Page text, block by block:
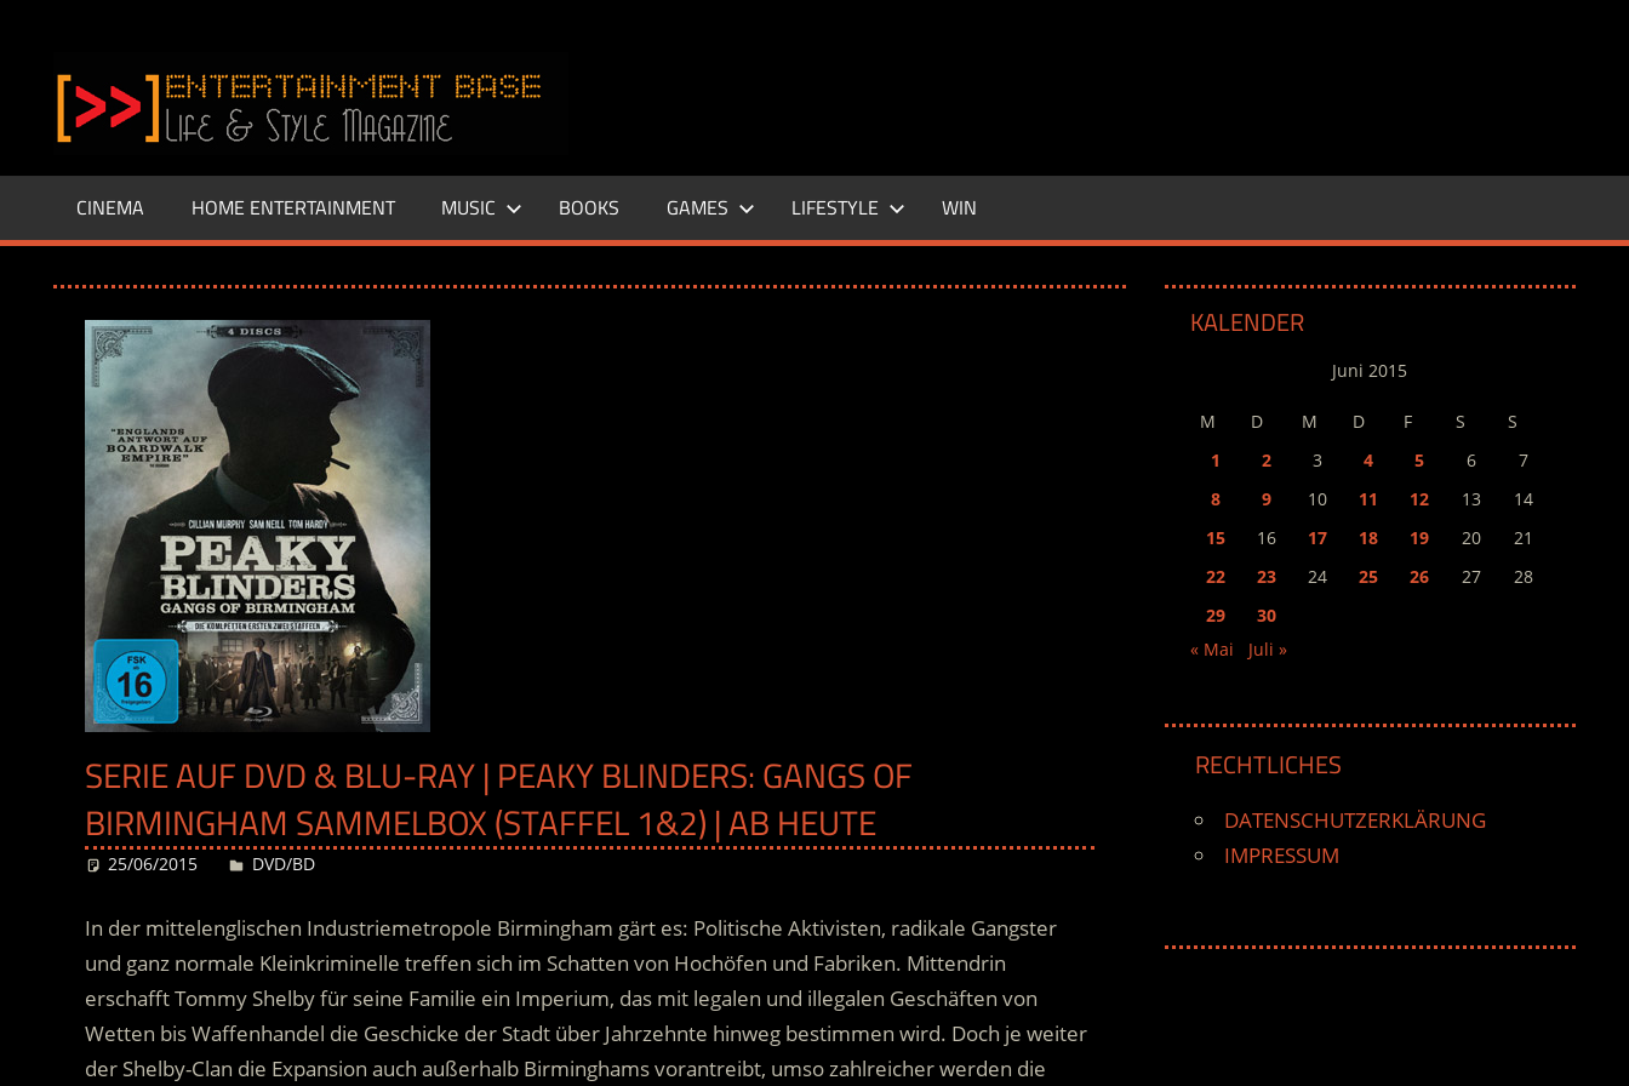
springen
–
LIFE
Base.de
CINEMA HOME ENTERTAINMENT MUSIC BOOKS GAMES LIFESTYLE WIN
SERIE AUF DVD & BLU-RAY | PEAKY BLINDERS: GANGS OF
BIRMINGHAM SAMMELBOX (STAFFEL 1&2) | AB HEUTE
25/06/2015 Desiree
DVD/BD
In der mittelenglischen Industriemetropole Birmingham gärt es: Politische Aktivisten, radikale Gangster
und ganz normale Kleinkriminelle treffen sich im Schatten von Hochöfen und Fabriken. Mittendrin
erschafft Tommy Shelby für seine Familie ein Imperium, das mit legalen und illegalen Geschäften von
Wetten bis Waffenhandel die Geschicke der Stadt über Jahrzehnte hinweg bestimmen wird. Doch je weiter
der Shelby-Clan die Expansion auch außerhalb Birminghams vorantreibt, umso zahlreicher werden die
KALENDER
Juni 2015
M D M D F S
S
1
2 3 4 5 6
7
8
9 10 11 12 13
14
15
16 17 18 19 20
21
22
23 24 25 26 27
28
29
30
« Mai
Juli »
RECHTLICHES
DATENSCHUTZERKLÄRUNG
IMPRESSUM